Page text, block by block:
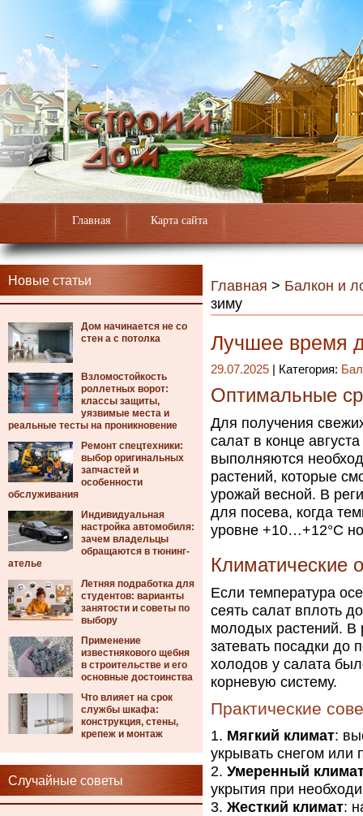
Главная Карта сайта
Новые статьи
Дом начинается не со
стен а с потолка
Взломостойкость
роллетных ворот:
классы защиты,
уязвимые места и
реальные тесты на проникновение
Ремонт спецтехники:
выбор оригинальных
запчастей и
особенности
обслуживания
Индивидуальная
настройка автомобиля:
зачем владельцы
обращаются в тюнинг-
ателье
Летняя подработка для
студентов: варианты
занятости и советы по
выбору
Применение
известнякового щебня
в строительстве и его
основные достоинства
Что влияет на срок
службы шкафа:
конструкция, стены,
крепеж и монтаж
Случайные советы
Главная > Балкон и
зиму
Лучшее время
29.07.2025 | Категория:
Оптимальные
Для получения
салат в конце
выполняются
растений, которые
урожай весной. В
для посева, когда
уровне +10…+12°C
Климатические
Если температура
сеять салат вплоть
молодых растений. В
затевать посадки до
холодов у салата
корневую систему.
Практические
Мягкий климат:
укрывать снегом или
Умеренный
укрытия при
Жесткий климат: